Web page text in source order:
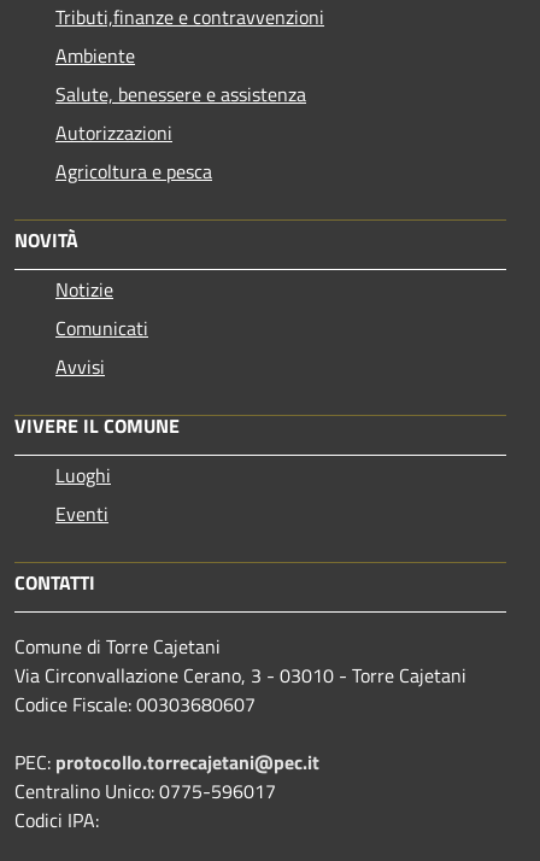
Tributi,finanze e contravvenzioni
Ambiente
Salute, benessere e assistenza
Autorizzazioni
Agricoltura e pesca
NOVITÀ
Notizie
Comunicati
Avvisi
VIVERE IL COMUNE
Luoghi
Eventi
CONTATTI
Comune di Torre Cajetani
Via Circonvallazione Cerano, 3 - 03010 - Torre Cajetani
Codice Fiscale: 00303680607
PEC: protocollo.torrecajetani@pec.it
Centralino Unico: 0775-596017
Codici IPA: